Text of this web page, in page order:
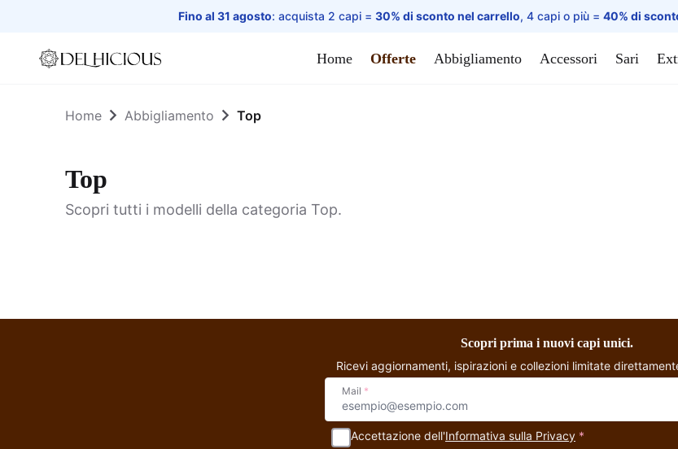
Fino al 31 agosto: acquista 2 capi = 30% di sconto nel carrello, 4 capi o più = 40% di
Home
Home Offerte Abbigliamento Accessori Sari
Home Abbigliamento Top
Top
Scopri tutti i modelli della categoria Top.
Trasformista -
Scopri prima i nuovi capi unici.
Ricevi aggiornamenti, ispirazioni e collezioni limitate
Mail *
Accettazione dell'Informativa sulla Privacy *